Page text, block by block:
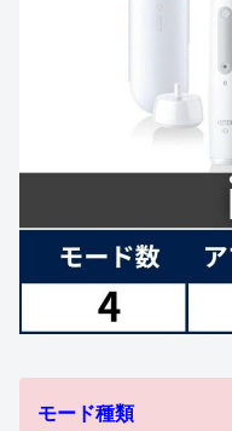
モード種類